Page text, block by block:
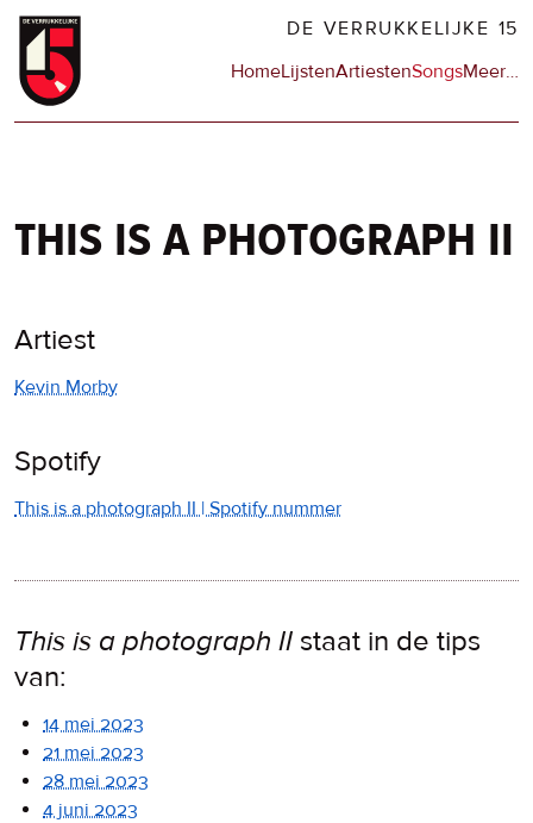
Overslaan
naar
DE VERRUKKELIJKE 15
Hoofdnavigatie
HomeLijstenArtiestenSongsMeerop
…
this is a photograph ii
Artiest
Kevin Morby
Spotify
This is a photograph II | Spotify nummer
This is a photograph II staat in de tips
van:
14 mei 2023
21 mei 2023
28 mei 2023
4 juni 2023